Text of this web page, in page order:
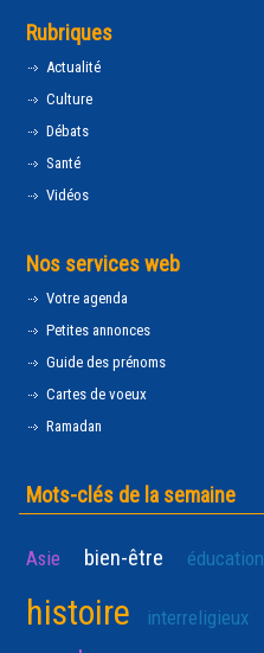
Rubriques
Actualité
Culture
Débats
Santé
Vidéos
Nos services web
Votre agenda
Petites annonces
Guide des prénoms
Cartes de voeux
Ramadan
Mots-clés de la semaine
Asie bien-être éducation
histoire interreligieux